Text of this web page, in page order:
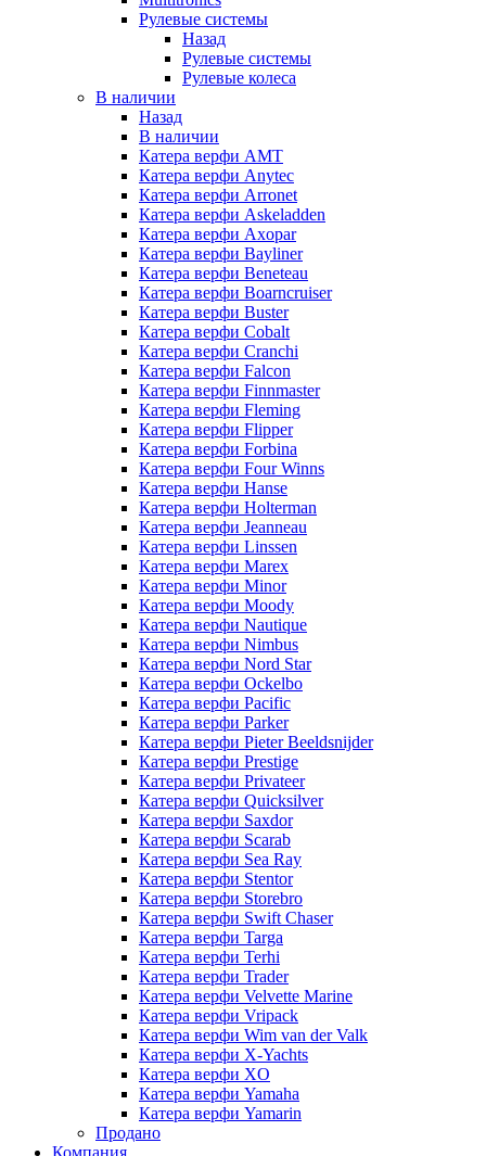
Рулевые системы
Назад
Рулевые системы
Рулевые колеса
В наличии
Назад
В наличии
Катера верфи AMT
Катера верфи Anytec
Катера верфи Arronet
Катера верфи Askeladden
Катера верфи Axopar
Катера верфи Bayliner
Катера верфи Beneteau
Катера верфи Boarncruiser
Катера верфи Buster
Катера верфи Cobalt
Катера верфи Cranchi
Катера верфи Falcon
Катера верфи Finnmaster
Катера верфи Fleming
Катера верфи Flipper
Катера верфи Forbina
Катера верфи Four Winns
Катера верфи Hanse
Катера верфи Holterman
Катера верфи Jeanneau
Катера верфи Linssen
Катера верфи Marex
Катера верфи Minor
Катера верфи Moody
Катера верфи Nautique
Катера верфи Nimbus
Катера верфи Nord Star
Катера верфи Ockelbo
Катера верфи Pacific
Катера верфи Parker
Катера верфи Pieter Beeldsnijder
Катера верфи Prestige
Катера верфи Privateer
Катера верфи Quicksilver
Катера верфи Saxdor
Катера верфи Scarab
Катера верфи Sea Ray
Катера верфи Stentor
Катера верфи Storebro
Катера верфи Swift Chaser
Катера верфи Targa
Катера верфи Terhi
Катера верфи Trader
Катера верфи Velvette Marine
Катера верфи Vripack
Катера верфи Wim van der Valk
Катера верфи X-Yachts
Катера верфи XO
Катера верфи Yamaha
Катера верфи Yamarin
Продано
Компания